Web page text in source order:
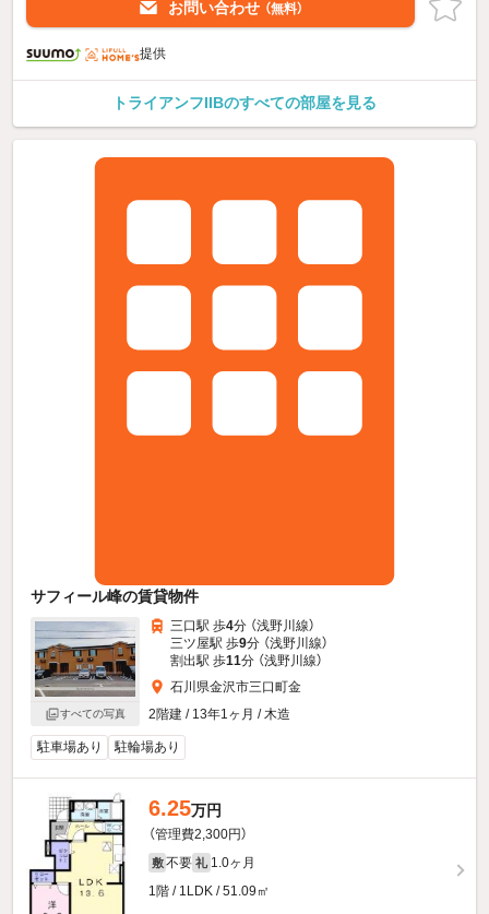
お問い合わせ （無料）
提供
トライアンフIIBのすべての部屋を見る
サフィール峰の賃貸物件
すべての写真
三口駅 歩4分 （浅野川線）
三ツ屋駅 歩9分 （浅野川線）
割出駅 歩11分 （浅野川線）
石川県金沢市三口町金
2階建 / 13年1ヶ月 / 木造
駐車場あり 駐輪場あり
6.25万円
（管理費2,300円）
敷 不要 礼 1.0ヶ月
1階 / 1LDK / 51.09㎡